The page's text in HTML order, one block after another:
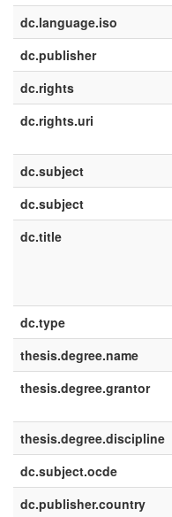
dc.language.iso
dc.publisher
dc.rights
dc.rights.uri
dc.subject
dc.subject
dc.title
dc.type
thesis.degree.name
thesis.degree.grantor
thesis.degree.discipline
dc.subject.ocde
dc.publisher.country